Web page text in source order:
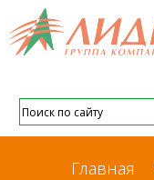
Главная